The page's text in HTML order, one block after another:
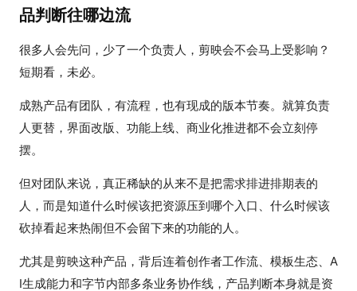
品判断往哪边流
很多人会先问，少了一个负责人，剪映会不会马上受影响？
短期看，未必。
成熟产品有团队，有流程，也有现成的版本节奏。就算负责
人更替，界面改版、功能上线、商业化推进都不会立刻停
摆。
但对团队来说，真正稀缺的从来不是把需求排进排期表的
人，而是知道什么时候该把资源压到哪个入口、什么时候该
砍掉看起来热闹但不会留下来的功能的人。
尤其是剪映这种产品，背后连着创作者工作流、模板生态、A
I生成能力和字节内部多条业务协作线，产品判断本身就是资